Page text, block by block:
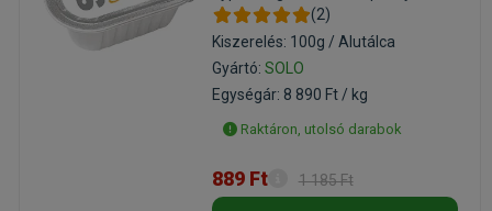
(2)
Kiszerelés: 100g / Alutálca
Gyártó: SOLO
Egységár: 8 890 Ft / kg
Raktáron, utolsó darabok
889 Ft 1 185 Ft